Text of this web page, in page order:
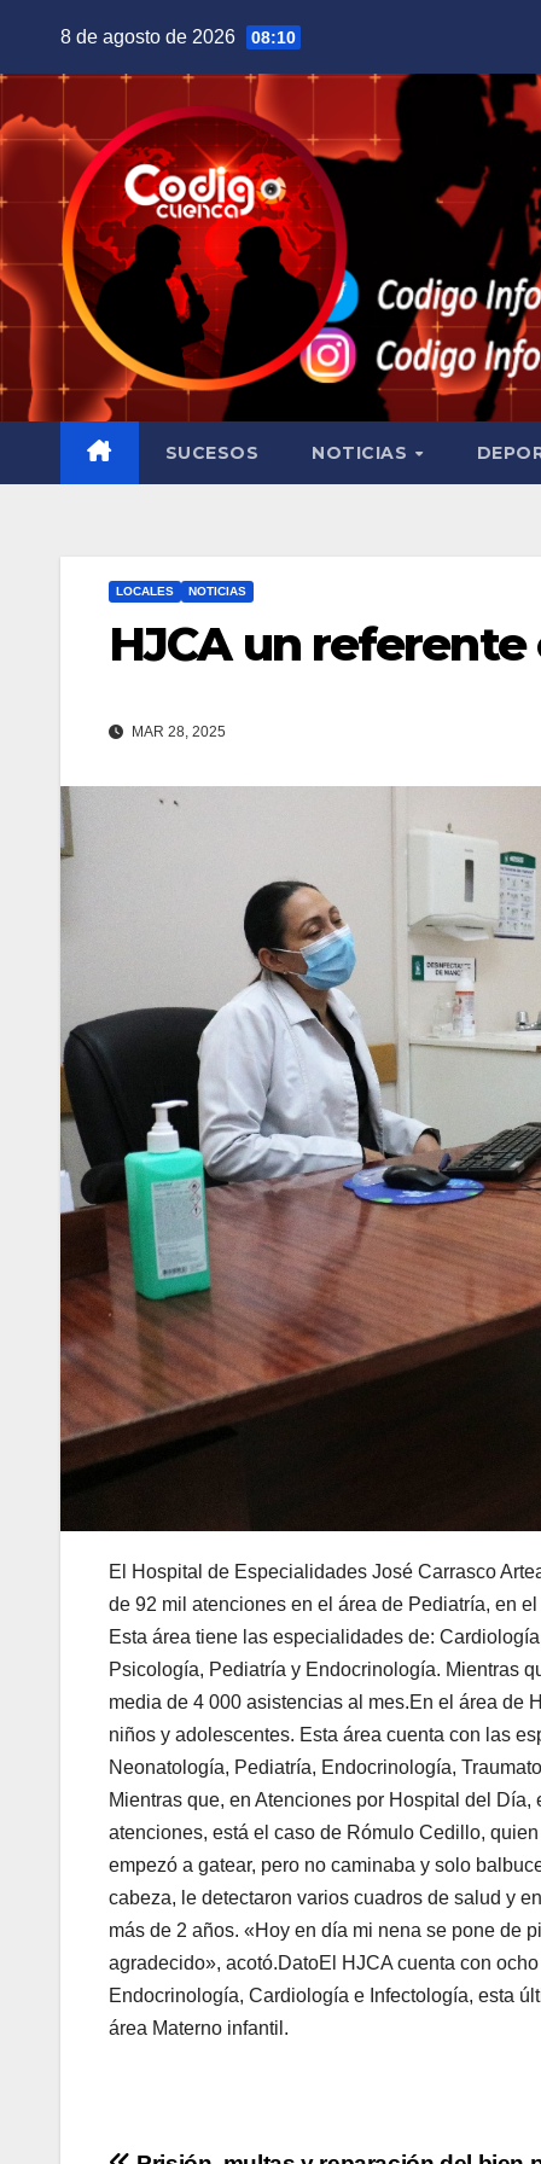
contenido
8 de agosto de 2026 08:10
SUCESOS NOTICIAS
LOCALES NOTICIAS
HJCA un
MAR 28, 2025
El Hospital de Especialidades José Carrasco
de 92 mil atenciones en el área de Pediatría, en
Esta área tiene las especialidades de:
Psicología, Pediatría y Endocrinología. Mientras
media de 4 000 asistencias al mes.En el área de
niños y adolescentes. Esta área cuenta con las
Neonatología, Pediatría, Endocrinología,
Mientras que, en Atenciones por Hospital del
atenciones, está el caso de Rómulo Cedillo,
empezó a gatear, pero no caminaba y solo
cabeza, le detectaron varios cuadros de salud y
más de 2 años. «Hoy en día mi nena se pone de
agradecido», acotó.DatoEl HJCA cuenta con
Endocrinología, Cardiología e Infectología, esta
área Materno infantil.